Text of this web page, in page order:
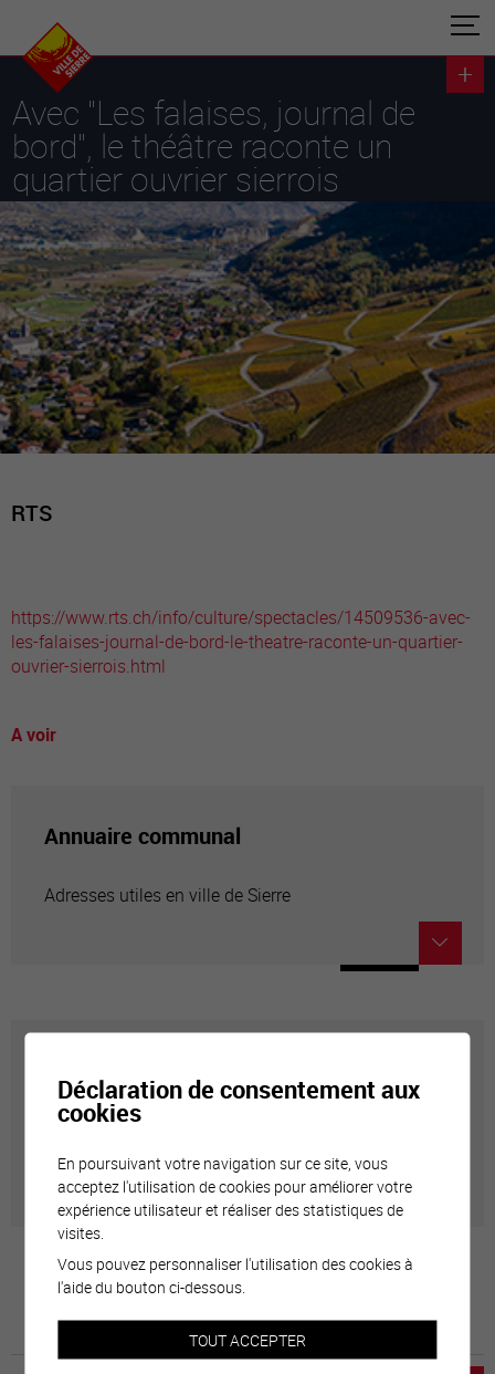
Avec "Les falaises, journal de
bord", le théâtre raconte un
quartier ouvrier sierrois
RTS
https://www.rts.ch/info/culture/spectacles/14509536-avec-
les-falaises-journal-de-bord-le-theatre-raconte-un-quartier-
ouvrier-sierrois.html
A voir
Annuaire communal
Adresses utiles en ville de Sierre
Géolocalisation de tous les points d'intérêt de la Ville
de Sierre.
Déclaration de consentement aux
cookies
En poursuivant votre navigation sur ce site, vous
acceptez l'utilisation de cookies pour améliorer votre
expérience utilisateur et réaliser des statistiques de
visites.
Vous pouvez personnaliser l'utilisation des cookies à
l'aide du bouton ci-dessous.
TOUT ACCEPTER